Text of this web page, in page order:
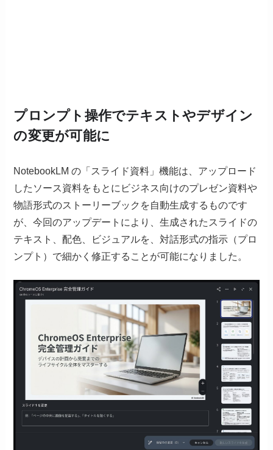
プロンプト操作でテキストやデザイン
の変更が可能に
NotebookLM の「スライド資料」機能は、アップロード
したソース資料をもとにビジネス向けのプレゼン資料や
物語形式のストーリーブックを自動生成するものです
が、今回のアップデートにより、生成されたスライドの
テキスト、配色、ビジュアルを、対話形式の指示（プロ
ンプト）で細かく修正することが可能になりました。